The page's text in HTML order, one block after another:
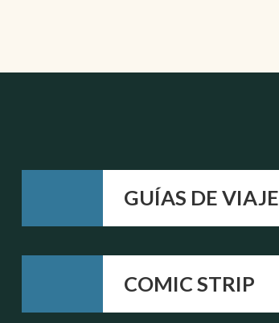
GUÍAS DE VIAJE
COMIC STRIP